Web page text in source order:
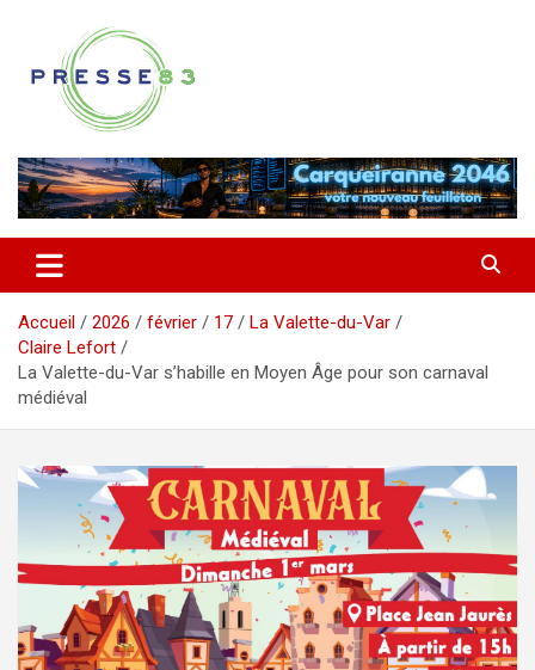
contenu
Presse 83
Accueil 2026 février 17
La Valette-du-Var
Claire Lefort
La Valette-du-Var s’habille en Moyen Âge pour son carnaval
médiéval